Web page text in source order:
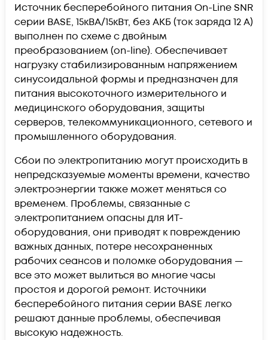
Источник бесперебойного питания On-Line SNR
серии BASE, 15кВА/15кВт, без АКБ (ток заряда 12 А)
выполнен по схеме с двойным
преобразованием (on-line). Обеспечивает
нагрузку стабилизированным напряжением
синусоидальной формы и предназначен для
питания высокоточного измерительного и
медицинского оборудования, защиты
серверов, телекоммуникационного, сетевого и
промышленного оборудования.
Сбои по электропитанию могут происходить в
непредсказуемые моменты времени, качество
электроэнергии также может меняться со
временем. Проблемы, связанные с
электропитанием опасны для ИТ-
оборудования, они приводят к повреждению
важных данных, потере несохраненных
рабочих сеансов и поломке оборудования —
все это может вылиться во многие часы
простоя и дорогой ремонт. Источники
бесперебойного питания серии BASE легко
решают данные проблемы, обеспечивая
высокую надежность.